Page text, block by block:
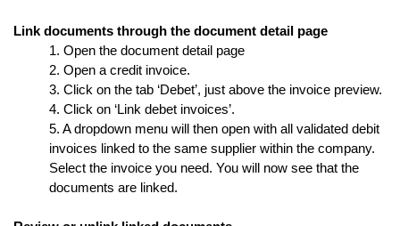
Link documents through the document detail page
1. Open the document detail page
2. Open a credit invoice.
3. Click on the tab ‘Debet’, just above the invoice preview.
4. Click on ‘Link debet invoices’.
5. A dropdown menu will then open with all validated debit
invoices linked to the same supplier within the company.
Select the invoice you need. You will now see that the
documents are linked.